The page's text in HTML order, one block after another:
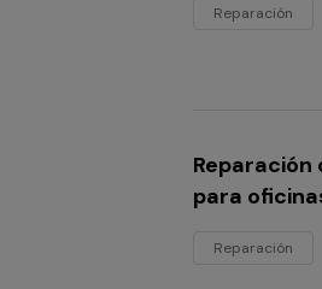
Reparación
para
Reparación